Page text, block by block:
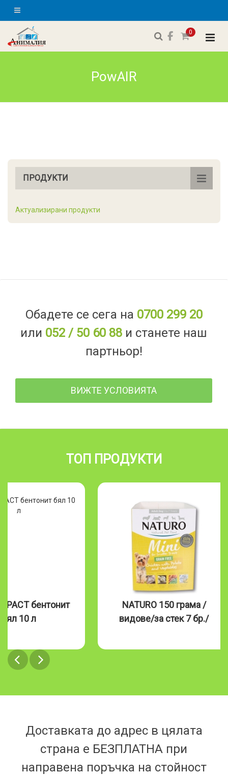
0
PowAIR
ПРОДУКТИ
Актуализирани продукти
Обадете се сега на 0700 299 20
или 052 / 50 60 88 и станете наш
партньор!
ВИЖТЕ УСЛОВИЯТА
ТОП ПРОДУКТИ
бентонит
бял 10 л
NATURO 150 грама /
видове/за стек 7 бр./
Доставката до адрес в цялата
страна е БЕЗПЛАТНА при
направена поръчка на стойност